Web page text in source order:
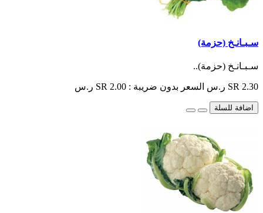
سـبـانـخ (حزمة)
سـبـانـخ (حزمة)..
SR 2.30 ر.س السعر بدون ضريبة : SR 2.00 ر.س
اضافة للسلة